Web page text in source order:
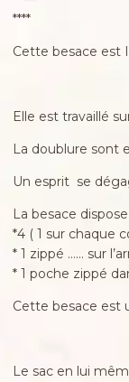
****
Cette besace est
Elle est travaillé
La doublure sont
Un esprit se
La besace
*4 ( 1 sur chaque
* 1 zippé …… sur
* 1 poche zippé
Cette besace est
Le sac en lui